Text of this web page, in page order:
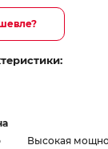
Высокая